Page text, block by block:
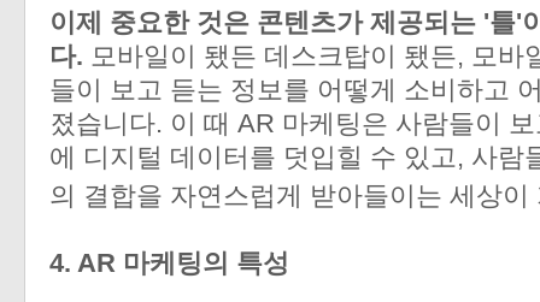
이제 중요한 것은 콘텐츠가 제공되는 '틀'
다. 모바일이 됐든 데스크탑이 됐든, 모바
들이 보고 듣는 정보를 어떻게 소비하고
졌습니다. 이 때 AR 마케팅은 사람들이
에 디지털 데이터를 덧입힐 수 있고, 사람
의 결합을 자연스럽게 받아들이는 세상
4. AR 마케팅의 특성